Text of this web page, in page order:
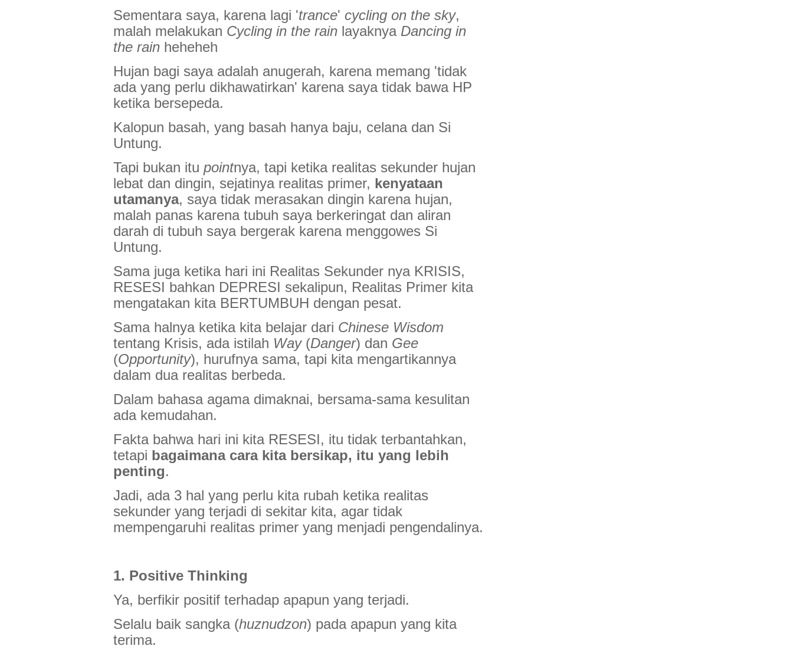
Sementara saya, karena lagi 'trance' cycling on the sky,
malah melakukan Cycling in the rain layaknya Dancing in
the rain heheheh
Hujan bagi saya adalah anugerah, karena memang 'tidak
ada yang perlu dikhawatirkan' karena saya tidak bawa HP
ketika bersepeda.
Kalopun basah, yang basah hanya baju, celana dan Si
Untung.
Tapi bukan itu pointnya, tapi ketika realitas sekunder hujan
lebat dan dingin, sejatinya realitas primer, kenyataan
utamanya, saya tidak merasakan dingin karena hujan,
malah panas karena tubuh saya berkeringat dan aliran
darah di tubuh saya bergerak karena menggowes Si
Untung.
Sama juga ketika hari ini Realitas Sekunder nya KRISIS,
RESESI bahkan DEPRESI sekalipun, Realitas Primer kita
mengatakan kita BERTUMBUH dengan pesat.
Sama halnya ketika kita belajar dari Chinese Wisdom
tentang Krisis, ada istilah Way (Danger) dan Gee
(Opportunity), hurufnya sama, tapi kita mengartikannya
dalam dua realitas berbeda.
Dalam bahasa agama dimaknai, bersama-sama kesulitan
ada kemudahan.
Fakta bahwa hari ini kita RESESI, itu tidak terbantahkan,
tetapi bagaimana cara kita bersikap, itu yang lebih
penting.
Jadi, ada 3 hal yang perlu kita rubah ketika realitas
sekunder yang terjadi di sekitar kita, agar tidak
mempengaruhi realitas primer yang menjadi pengendalinya.
1. Positive Thinking
Ya, berfikir positif terhadap apapun yang terjadi.
Selalu baik sangka (huznudzon) pada apapun yang kita
terima.